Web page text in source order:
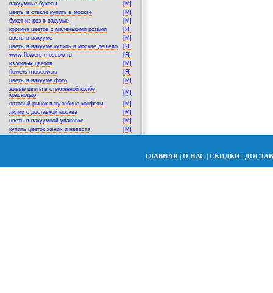
вакуумные букеты
[M]
цветы в стекле купить в москве
[M]
букет из роз в вакууме
[M]
корзина цветов с маленькими розами
[Я]
цветы в вакууме
[M]
цветы в вакууме купить в москве дешево
[Я]
www.flowers-moscow.ru
[Я]
из живых цветов
[M]
flowers-moscow.ru
[Я]
цветы в вакууме фото
[M]
живые цветы в стеклянной колбе
краснодар
[M]
оптовый рынок в жулебино конфеты
[M]
лилии с доставкой москва
[M]
цветы-в-вакуумной-упаковке
[M]
купить цветок жених и невеста
[M]
ГЛАВНАЯ | О НАС | СКИДКИ |